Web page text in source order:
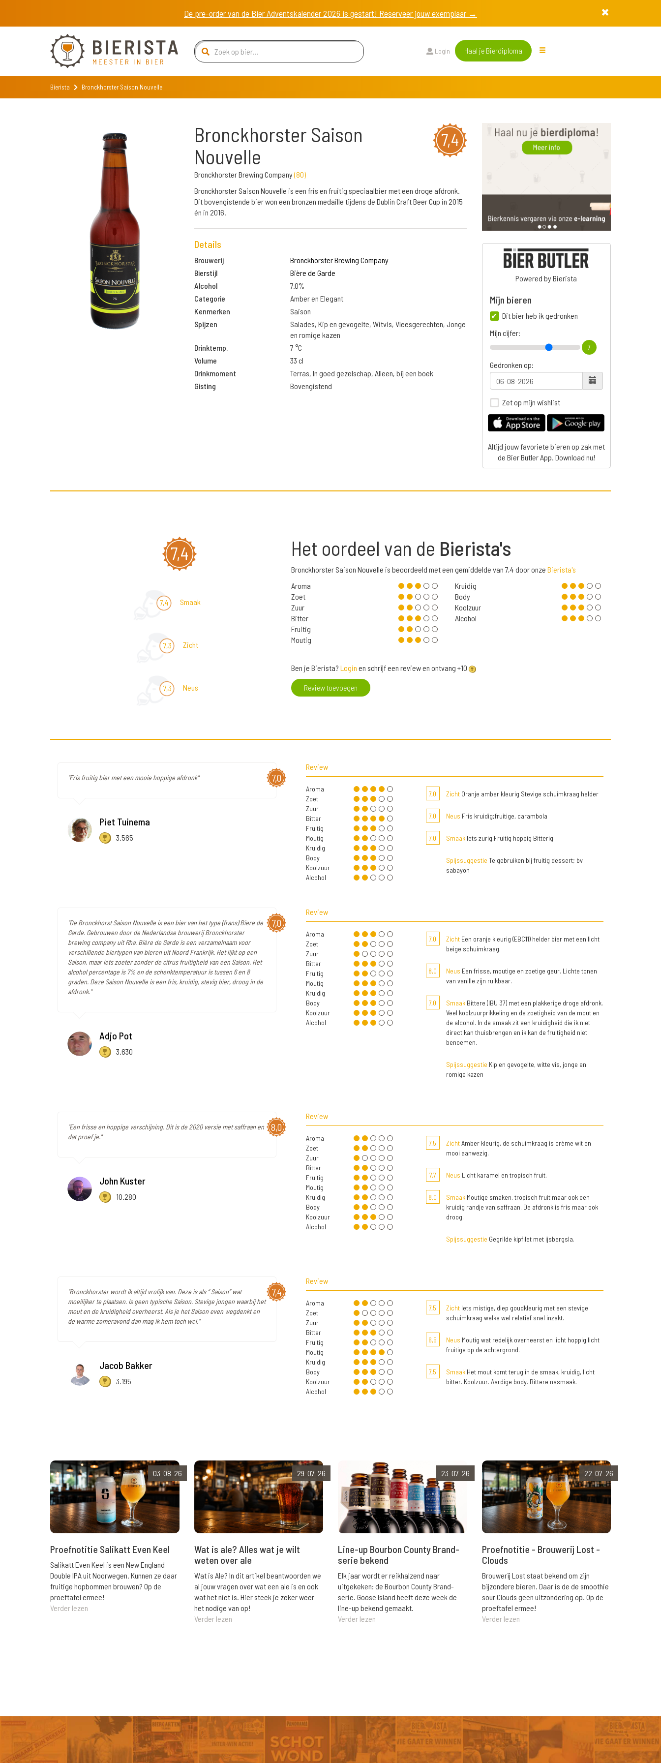
De pre-order van de Bier Adventskalender 2026 is gestart! Reserveer jouw exemplaar →
Login Haal je Bierdiploma
Bierista Bronckhorster Saison Nouvelle
7,4
Bronckhorster Saison
Nouvelle
Bronckhorster Brewing Company(80)
Bronckhorster Saison Nouvelle is een fris en fruitig speciaalbier met een droge afdronk.
Dit bovengistende bier won een bronzen medaille tijdens de Dublin Craft Beer Cup in 2015
én in 2016.
Details
Brouwerij
Bronckhorster Brewing Company
Bierstijl
Bière de Garde
Alcohol
7.0%
Categorie
Amber en Elegant
Kenmerken
Saison
Spijzen
Salades, Kip en gevogelte, Witvis, Vleesgerechten, Jonge
en romige kazen
Drinktemp.
7 °C
Volume
33 cl
Drinkmoment
Terras, In goed gezelschap, Alleen, bij een boek
Gisting
Bovengistend
Powered by Bierista
Mijn bieren
Dit bier heb ik gedronken
Mijn cijfer:
7
Gedronken op:
Zet op mijn wishlist
Altijd jouw favoriete bieren op zak met
de Bier Butler App. Download nu!
7,4
7,4 Smaak
7,3 Zicht
7,3 Neus
Het oordeel van de Bierista's
Bronckhorster Saison Nouvelle is beoordeeld met een gemiddelde van 7,4 door onze Bierista's
Aroma
Zoet
Zuur
Bitter
Fruitig
Moutig
Kruidig
Body
Koolzuur
Alcohol
Ben je Bierista? Login en schrijf een review en ontvang +10
Review toevoegen
7,0
"Fris fruitig bier met een mooie hoppige afdronk"
Piet Tuinema
3.565
Review
Aroma
Zoet
Zuur
Bitter
Fruitig
Moutig
Kruidig
Body
Koolzuur
Alcohol
7,0 ZichtOranje amber kleurig Stevige schuimkraag helder
7,0 Neus Fris kruidig;fruitige, carambola
7,0 SmaakIets zurig,Fruitig hoppig Bitterig
Spijssuggestie Te gebruiken bij fruitig dessert; bv
sabayon
7,0
"De Bronckhorst Saison Nouvelle is een bier van het type (frans) Biere de
Garde. Gebrouwen door de Nederlandse brouwerij Bronckhorster
brewing company uit Rha. Bière de Garde is een verzamelnaam voor
verschillende biertypen van bieren uit Noord Frankrijk. Het lijkt op een
Saison, maar iets zoeter zonder de citrus fruitigheid van een Saison. Het
alcohol percentage is 7% en de schenktemperatuur is tussen 6 en 8
graden. Deze Saison Nouvelle is een fris, kruidig, stevig bier, droog in de
afdronk."
Adjo Pot
3.630
Review
Aroma
Zoet
Zuur
Bitter
Fruitig
Moutig
Kruidig
Body
Koolzuur
Alcohol
7,0 ZichtEen oranje kleurig (EBC11) helder bier met een licht
beige schuimkraag.
8,0 Neus Een frisse, moutige en zoetige geur. Lichte tonen
van vanille zijn ruikbaar.
7,0 SmaakBittere (IBU 37) met een plakkerige droge afdronk.
Veel koolzuurprikkeling en de zoetigheid van de mout en
de alcohol. In de smaak zit een kruidigheid die ik niet
direct kan thuisbrengen en ik kan de fruitigheid niet
benoemen.
Spijssuggestie Kip en gevogelte, witte vis, jonge en
romige kazen
8,0
"Een frisse en hoppige verschijning. Dit is de 2020 versie met saffraan en
dat proef je."
John Kuster
10.280
Review
Aroma
Zoet
Zuur
Bitter
Fruitig
Moutig
Kruidig
Body
Koolzuur
Alcohol
7,5 ZichtAmber kleurig, de schuimkraag is crème wit en
mooi aanwezig.
7,7 Neus Licht karamel en tropisch fruit.
8,0 SmaakMoutige smaken, tropisch fruit maar ook een
kruidig randje van saffraan. De afdronk is fris maar ook
droog.
Spijssuggestie Gegrilde kipfilet met ijsbergsla.
7,4
"Bronckhorster wordt ik altijd vrolijk van. Deze is als “ Saison” wat
moeilijker te plaatsen. Is geen typische Saison. Stevige jongen waarbij het
mout en de kruidigheid overheerst. Als je het Saison even wegdenkt en
de warme zomeravond dan mag ik hem toch wel."
Jacob Bakker
3.195
Review
Aroma
Zoet
Zuur
Bitter
Fruitig
Moutig
Kruidig
Body
Koolzuur
Alcohol
7,5 ZichtIets mistige, diep goudkleurig met een stevige
schuimkraag welke wel relatief snel inzakt.
6,5 Neus Moutig wat redelijk overheerst en licht hoppig.licht
fruitige op de achtergrond.
7,5 SmaakHet mout komt terug in de smaak, kruidig, licht
bitter. Koolzuur. Aardige body. Bittere nasmaak.
03-08-26
Proefnotitie Salikatt Even Keel
Salikatt Even Keel is een New England
Double IPA uit Noorwegen. Kunnen ze daar
fruitige hopbommen brouwen? Op de
proeftafel ermee!
Verder lezen
29-07-26
Wat is ale? Alles wat je wilt
weten over ale
Wat is Ale? In dit artikel beantwoorden we
al jouw vragen over wat een ale is en ook
wat het niet is. Hier steek je zeker weer
het nodige van op!
Verder lezen
23-07-26
Line-up Bourbon County Brand-
serie bekend
Elk jaar wordt er reikhalzend naar
uitgekeken: de Bourbon County Brand-
serie. Goose Island heeft deze week de
line-up bekend gemaakt.
Verder lezen
22-07-26
Proefnotitie - Brouwerij Lost -
Clouds
Brouwerij Lost staat bekend om zijn
bijzondere bieren. Daar is de de smoothie
sour Clouds geen uitzondering op. Op de
proeftafel ermee!
Verder lezen